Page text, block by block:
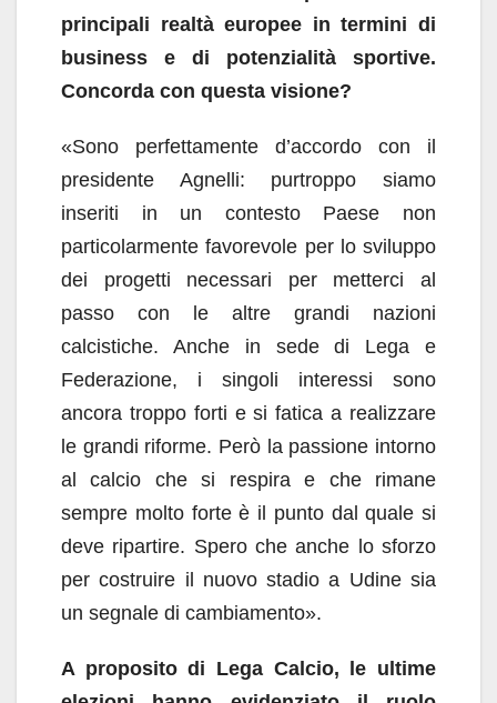
principali realtàeuropee in termini di
business e di potenzialità sportive.
Concorda con questa visione?
«Sono perfettamente d’accordo con il
presidente Agnelli: purtroppo siamo
inseriti in un contesto Paese non
particolarmente favorevole per lo sviluppo
dei progetti necessari per metterci al
passo con le altre grandi nazioni
calcistiche. Anche in sede di Lega e
Federazione, i singoli interessi sono
ancora troppo forti e si fatica a realizzare
le grandi riforme. Però la passione intorno
al calcio che si respira e che rimane
sempre molto forte è il punto dal quale si
deve ripartire. Spero che anche lo sforzo
per costruire il nuovo stadio a Udine sia
un segnale di cambiamento».
A proposito di Lega Calcio, le ultime